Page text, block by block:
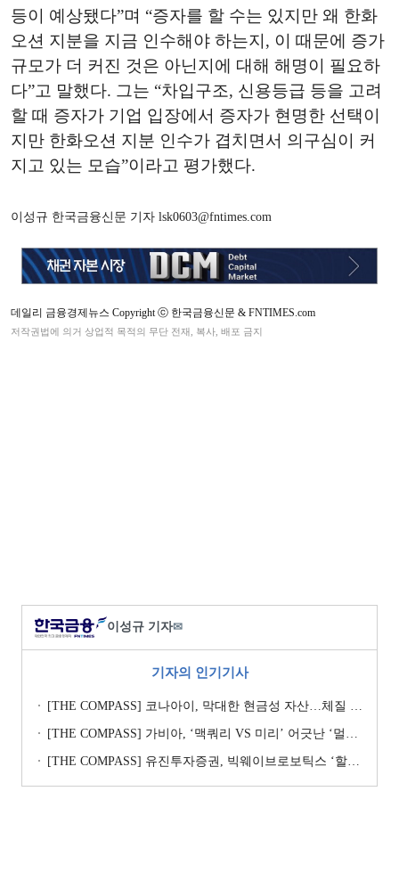
등이 예상됐다”며 “증자를 할 수는 있지만 왜 한화
오션 지분을 지금 인수해야 하는지, 이 때문에 증가
규모가 더 커진 것은 아닌지에 대해 해명이 필요하
다”고 말했다. 그는 “차입구조, 신용등급 등을 고려
할 때 증자가 기업 입장에서 증자가 현명한 선택이
지만 한화오션 지분 인수가 겹치면서 의구심이 커
지고 있는 모습”이라고 평가했다.
이성규 한국금융신문 기자 lsk0603@fntimes.com
데일리 금융경제뉴스 Copyright ⓒ 한국금융신문 & FNTIMES.com
저작권법에 의거 상업적 목적의 무단 전재, 복사, 배포 금지
이성규 기자✉
기자의 인기기사
[THE COMPASS] 코나아이, 막대한 현금성 자산…체질 개선 핵심 Key
[THE COMPASS] 가비아, ‘맥쿼리 VS 미리’ 어긋난 ‘멀티플 수싸움’
[THE COMPASS] 유진투자증권, 빅웨이브로보틱스 ‘할인율’ 낮춰 ‘몸값’ 지키기…’고무줄’ 가치평가